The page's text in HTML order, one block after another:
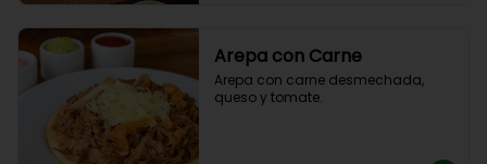
Arepa con Carne
Arepa con carne desmechada,
queso y tomate.